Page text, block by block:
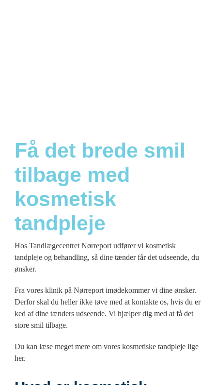
Få det brede smil
tilbage med
kosmetisk
tandpleje
Hos Tandlægecentret Nørreport udfører vi kosmetisk
tandpleje og behandling, så dine tænder får det udseende, du
ønsker.
Fra vores klinik på Nørreport imødekommer vi dine ønsker.
Derfor skal du heller ikke tøve med at kontakte os, hvis du er
ked af dine tænders udseende. Vi hjælper dig med at få det
store smil tilbage.
Du kan læse meget mere om vores kosmetiske tandpleje lige
her.